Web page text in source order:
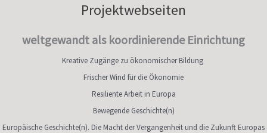
Projektwebseiten
weltgewandt als koordinierende Einrichtung
Kreative Zugänge zu ökonomischer Bildung
Frischer Wind für die Ökonomie
Resiliente Arbeit in Europa
Bewegende Geschichte(n)
Europäische Geschichte(n). Die Macht der Vergangenheit und die Zukunft Europas